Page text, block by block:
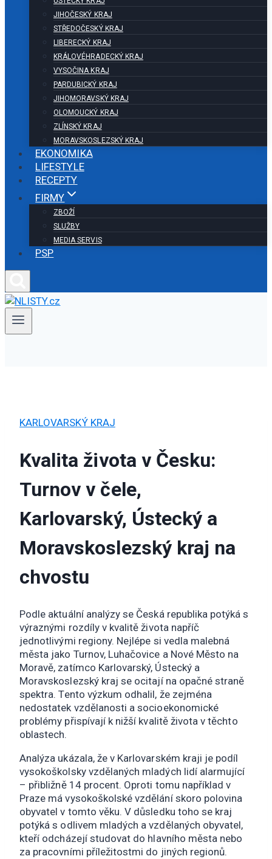
JIHOČESKÝ KRAJ
STŘEDOČESKÝ KRAJ
LIBERECKÝ KRAJ
KRÁLOVÉHRADECKÝ KRAJ
VYSOČINA KRAJ
PARDUBICKÝ KRAJ
JIHOMORAVSKÝ KRAJ
OLOMOUCKÝ KRAJ
ZLÍNSKÝ KRAJ
MORAVSKOSLEZSKÝ KRAJ
EKONOMIKA
LIFESTYLE
RECEPTY
FIRMY
ZBOŽÍ
SLUŽBY
MEDIA SERVIS
PSP
KARLOVARSKÝ KRAJ
Kvalita života v Česku:
Turnov v čele,
Karlovarský, Ústecký a
Moravskoslezský kraj na
chvostu
Podle aktuální analýzy se Česká republika potýká s
výraznými rozdíly v kvalitě života napříč
jednotlivými regiony. Nejlépe si vedla malebná
města jako Turnov, Luhačovice a Nové Město na
Moravě, zatímco Karlovarský, Ústecký a
Moravskoslezský kraj se ocitají na opačné straně
spektra. Tento výzkum odhalil, že zejména
nedostatek vzdělanosti a socioekonomické
problémy přispívají k nižší kvalitě života v těchto
oblastech.
Analýza ukázala, že v Karlovarském kraji je podíl
vysokoškolsky vzdělaných mladých lidí alarmující
– přibližně 14 procent. Oproti tomu například v
Praze má vysokoškolské vzdělání skoro polovina
obyvatel v tomto věku. V důsledku toho se kraj
potýká s odlivem mladých a vzdělaných obyvatel,
kteří odcházejí studovat do hlavního města nebo
za pracovními příležitostmi do jiných regionů.